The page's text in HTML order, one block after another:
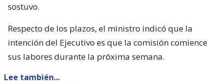
sostuvo.
Respecto de los plazos, el ministro indicó que la
intención del Ejecutivo es que la comisión comience
sus labores durante la próxima semana.
Lee también...